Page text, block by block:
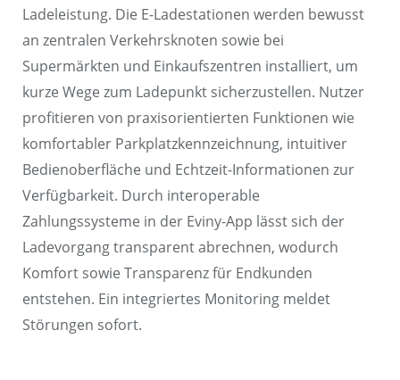
Ladeleistung. Die E-Ladestationen werden bewusst
an zentralen Verkehrsknoten sowie bei
Supermärkten und Einkaufszentren installiert, um
kurze Wege zum Ladepunkt sicherzustellen. Nutzer
profitieren von praxisorientierten Funktionen wie
komfortabler Parkplatzkennzeichnung, intuitiver
Bedienoberfläche und Echtzeit-Informationen zur
Verfügbarkeit. Durch interoperable
Zahlungssysteme in der Eviny-App lässt sich der
Ladevorgang transparent abrechnen, wodurch
Komfort sowie Transparenz für Endkunden
entstehen. Ein integriertes Monitoring meldet
Störungen sofort.